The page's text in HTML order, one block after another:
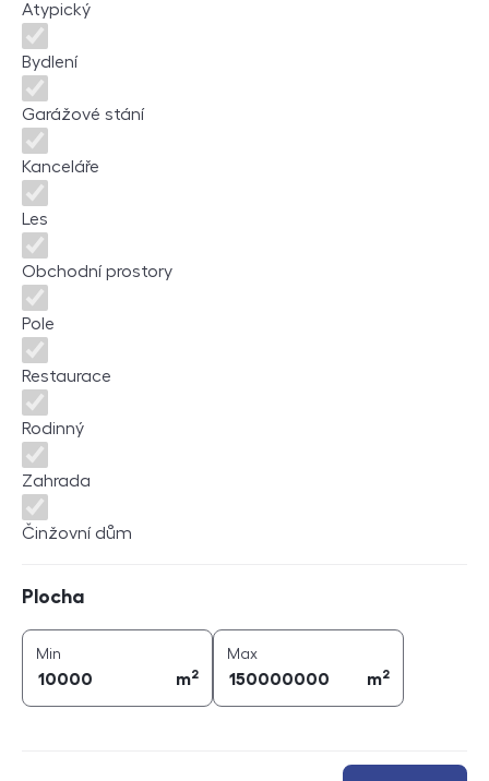
Atypický
Bydlení
Garážové stání
Kanceláře
Les
Obchodní prostory
Pole
Restaurace
Rodinný
Zahrada
Činžovní dům
Plocha
Min
m2
Maxplocha (
m2